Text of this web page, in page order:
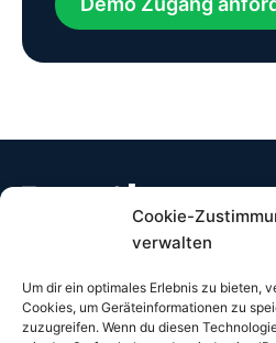
Cookie-
verwalten
Um dir ein optimales Erlebnis zu bieten,
Cookies, um Geräteinformationen zu
zuzugreifen. Wenn du diesen
Translations for Translators
contact@rapilator.com
+49 176 11 688 680